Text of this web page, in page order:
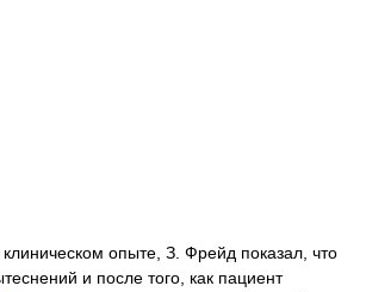
опыте, З. Фрейд показал, что
и после того, как пациент